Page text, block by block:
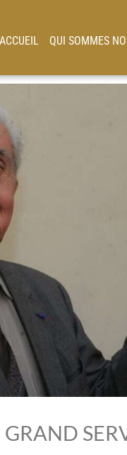
ACCUEIL QUI SOMMES
GRAND